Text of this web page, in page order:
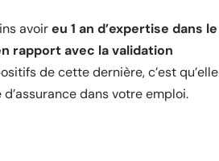
avoireu 1 an d’expertise dans le
rapport avec la validation
de cette dernière, c’est qu’elle
dans votre emploi.